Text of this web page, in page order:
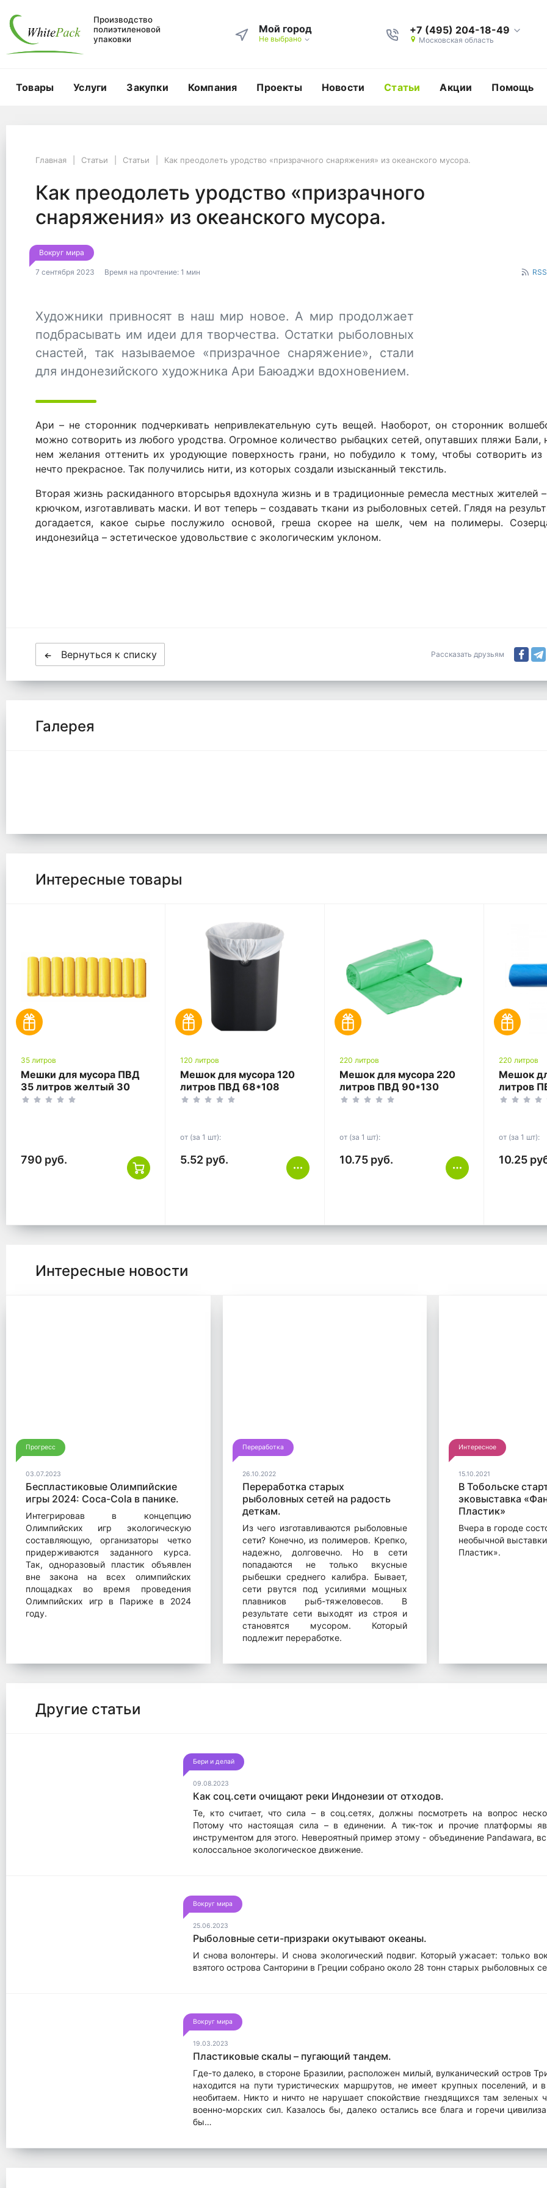
Производство
полиэтиленовой
упаковки
Мой город
Не выбрано
+7 (495) 204-18-49
Московская область
Товары Услуги Закупки Компания Проекты Новости Статьи Акции Помощь
Как преодолеть уродство «призрачного снаряжения» из океанского мусора.
Как преодолеть уродство «призрачного
Главная Статьи Статьи Как преодолеть уродство «призрачного снаряжения» из океанского мусора.
Как преодолеть уродство «призрачного
снаряжения» из океанского мусора.
Вокруг мира
7 сентября 2023 Время на прочтение: 1 мин RSS
Художники привносят в наш мир новое. А мир продолжает
подбрасывать им идеи для творчества. Остатки рыболовных
снастей, так называемое «призрачное снаряжение», стали
для индонезийского художника Ари Баюаджи вдохновением.
Ари – не сторонник подчеркивать непривлекательную суть вещей. Наоборот, он сторонник
можно сотворить из любого уродства. Огромное количество рыбацких сетей, опутавших пляжи Бали,
нем желания оттенить их уродующие поверхность грани, но побудило к тому, чтобы сотворить из
нечто прекрасное. Так получились нити, из которых создали изысканный текстиль.
Вторая жизнь раскиданного вторсырья вдохнула жизнь и в традиционные ремесла местных жителей –
крючком, изготавливать маски. И вот теперь – создавать ткани из рыболовных сетей. Глядя на
догадается, какое сырье послужило основой, греша скорее на шелк, чем на полимеры.
индонезийца – эстетическое удовольствие с экологическим уклоном.
Вернуться к списку Рассказать друзьям
Галерея
Интересные товары
35 литров
Мешки для мусора ПВД
35 литров желтый 30
мкм 55*60 300 шт
790 руб.
120 литров
Мешок для мусора 120
литров ПВД 68*108
белый ТУ
от (за 1 шт):
5.52 руб.
220 литров
Мешок для мусора 220
литров ПВД 90*130
зеленый ГОСТ
от (за 1 шт):
10.75 руб.
220 литров
Мешок
литров
синий ТУ
от (за 1 шт):
10.25
Интересные новости
Прогресс
03.07.2023
Беспластиковые Олимпийские
игры 2024: Coca-Cola в панике.
Интегрировав в концепцию
Олимпийских игр экологическую
составляющую, организаторы четко
придерживаются заданного курса.
Так, одноразовый пластик объявлен
вне закона на всех олимпийских
площадках во время проведения
Олимпийских игр в Париже в 2024
году.
Переработка
26.10.2022
Переработка старых
рыболовных сетей на радость
деткам.
Из чего изготавливаются рыболовные
сети? Конечно, из полимеров. Крепко,
надежно, долговечно. Но в сети
попадаются не только вкусные
рыбешки среднего калибра. Бывает,
сети рвутся под усилиями мощных
плавников рыб-тяжеловесов. В
результате сети выходят из строя и
становятся мусором. Который
подлежит переработке.
Интересное
15.10.2021
В Тобольске
эковыставка
Пластик»
Вчера в городе
необычной
Пластик».
Другие статьи
Бери и делай
09.08.2023
Как соц.сети очищают реки Индонезии от отходов.
Те, кто считает, что сила – в соц.сетях, должны посмотреть на вопрос
Потому что настоящая сила – в единении. А тик-ток и прочие платформы
инструментом для этого. Невероятный пример этому - объединение Pandawara,
колоссальное экологическое движение.
Вокруг мира
25.06.2023
Рыболовные сети-призраки окутывают океаны.
И снова волонтеры. И снова экологический подвиг. Который ужасает: только
взятого острова Санторини в Греции собрано около 28 тонн старых рыболовных
Вокруг мира
19.03.2023
Пластиковые скалы – пугающий тандем.
Где-то далеко, в стороне Бразилии, расположен милый, вулканический остров
находится на пути туристических маршрутов, не имеет крупных поселений, и
необитаем. Никто и ничто не нарушает спокойствие гнездящихся там зеленых
военно-морских сил. Казалось бы, далеко остались все блага и горечи
бы…